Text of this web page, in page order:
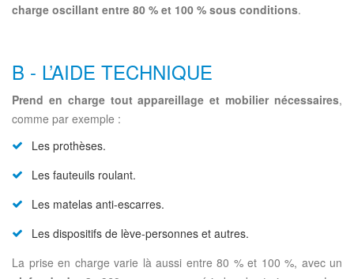
charge oscillant entre 80 % et 100 % sous conditions.
B - L’AIDE TECHNIQUE
Prend en charge tout appareillage et mobilier nécessaires,
comme par exemple :
Les prothèses.
Les fauteuils roulant.
Les matelas anti-escarres.
Les dispositifs de lève-personnes et autres.
La prise en charge varie là aussi entre 80 % et 100 %, avec un